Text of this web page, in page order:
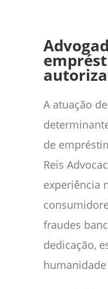
A atuação
de
Reis
experiência
fraudes
dedicação,